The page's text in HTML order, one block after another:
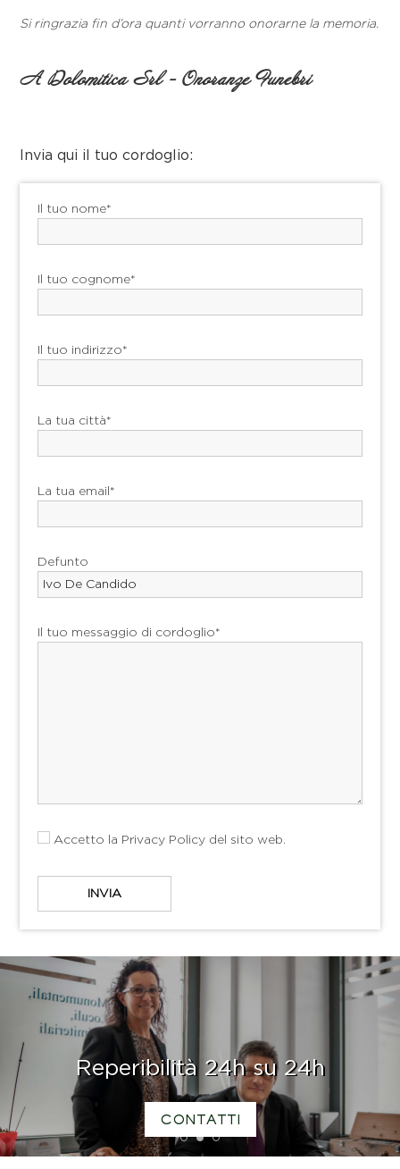
Si ringrazia fin d’ora quanti vorranno onorarne la memoria.
A Dolomitica Srl - Onoranze Funebri
Invia qui il tuo cordoglio:
Il tuo nome*
Il tuo cognome*
Il tuo indirizzo*
La tua città*
La tua email*
Defunto
Il tuo messaggio di cordoglio*
Accetto la Privacy Policy del sito web.
1 2 3
Reperibilità 24h su 24h
CONTATTI